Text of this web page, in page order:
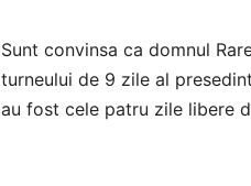
Sunt convinsa ca domnul
turneului de 9 zile al
au fost cele patru zile libere